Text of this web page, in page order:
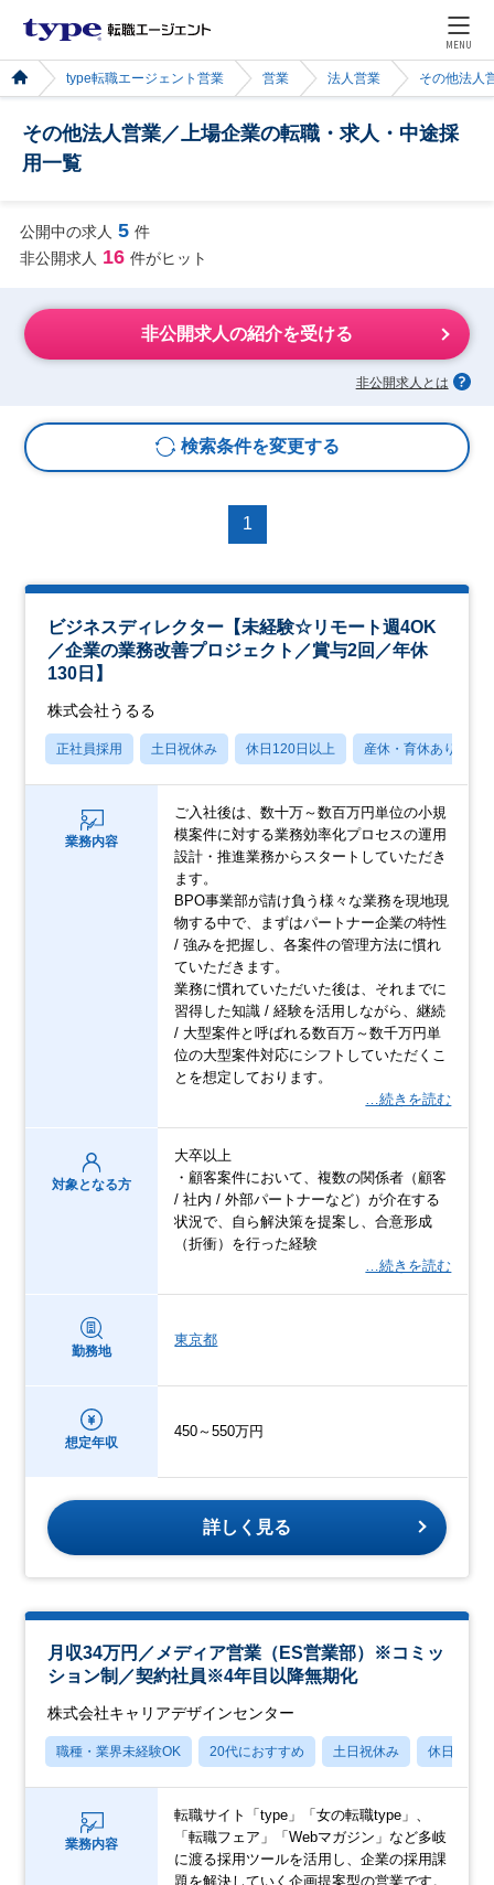
MENU
type転職エージェント営業 営業 法人営業 その他法人
その他法人営業／上場企業の転職・求人・中途採
用一覧
公開中の求人 5 件
非公開求人 16 件がヒット
非公開求人の紹介を受ける
非公開求人とは
検索条件を変更する
1
ビジネスディレクター【未経験☆リモート週4OK
／企業の業務改善プロジェクト／賞与2回／年休
130日】
株式会社うるる
正社員採用 土日祝休み 休日120日以上 産休・育休あり
業務内容
ご入社後は、数十万～数百万円単位の小規
模案件に対する業務効率化プロセスの運用
設計・推進業務からスタートしていただき
ます。
BPO事業部が請け負う様々な業務を現地現
物する中で、まずはパートナー企業の特性
/ 強みを把握し、各案件の管理方法に慣れ
ていただきます。
業務に慣れていただいた後は、それまでに
習得した知識 / 経験を活用しながら、継続
/ 大型案件と呼ばれる数百万～数千万円単
位の大型案件対応にシフトしていただくこ
とを想定しております。
…続きを読む
対象となる方
大卒以上
・顧客案件において、複数の関係者（顧客
/ 社内 / 外部パートナーなど）が介在する
状況で、自ら解決策を提案し、合意形成
（折衝）を行った経験
…続きを読む
勤務地
東京都
想定年収
450～550万円
詳しく見る
月収34万円／メディア営業（ES営業部）※コミッ
ション制／契約社員※4年目以降無期化
株式会社キャリアデザインセンター
職種・業界未経験OK 20代におすすめ 土日祝休み 休日120日
業務内容
転職サイト「type」「女の転職type」、
「転職フェア」「Webマガジン」など多岐
に渡る採用ツールを活用し、企業の採用課
題を解決していく企画提案型の営業です。